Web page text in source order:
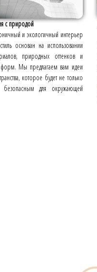
с природой
и экологичный интерьер
основан на использовании
природных оттенков и
форм. Мы предлагаем вам идеи
которое будет не только
для окружающей